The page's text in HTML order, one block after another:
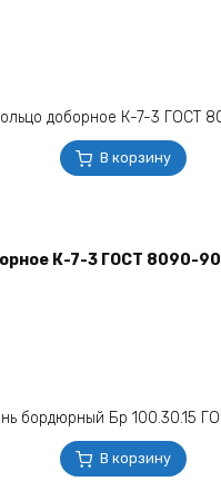
В корзину
К-7-3 ГОСТ 8090-90
В корзину